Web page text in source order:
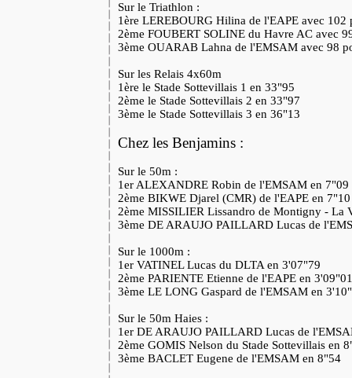
Sur le Triathlon :
1ère LEREBOURG Hilina de l'EAPE avec 102
2ème FOUBERT SOLINE du Havre AC avec
3ème OUARAB Lahna de l'EMSAM avec 98
Sur les Relais 4x60m
1ère le Stade Sottevillais 1 en 33"95
2ème le Stade Sottevillais 2 en 33"97
3ème le Stade Sottevillais 3 en 36"13
Chez les Benjamins :
Sur le 50m :
1er ALEXANDRE Robin de l'EMSAM en 7"09
2ème BIKWE Djarel (CMR) de l'EAPE en
2ème MISSILIER Lissandro de Montigny - La
3ème DE ARAUJO PAILLARD Lucas de
Sur le 1000m :
1er VATINEL Lucas du DLTA en 3'07"79
2ème PARIENTE Etienne de l'EAPE en 3'09"01
3ème LE LONG Gaspard de l'EMSAM en
Sur le 50m Haies :
1er DE ARAUJO PAILLARD Lucas de
2ème GOMIS Nelson du Stade Sottevillais en
3ème BACLET Eugene de l'EMSAM en 8"54